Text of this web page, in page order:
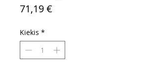
71,19 €
Kiekis *